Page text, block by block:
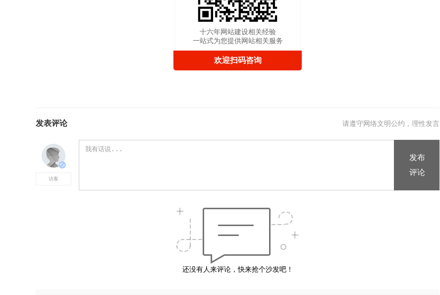
十六年网站建设相关经验
一站式为您提供网站相关服务
欢迎扫码咨询
发表评论 请遵守网络文明公约，理性发言
还没有人来评论，快来抢个沙发吧！